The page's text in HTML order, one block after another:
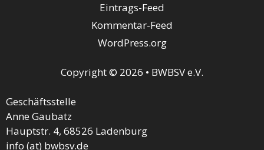
Eintrags-Feed
Kommentar-Feed
WordPress.org
Copyright © 2026 • BWBSV e.V.
Geschäftsstelle
Anne Gaubatz
Hauptstr. 4, 68526 Ladenburg
info (at) bwbsv.de